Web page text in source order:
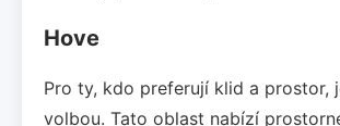
Hove
Pro ty, kdo preferují klid a prostor,
volbou. Tato oblast nabízí